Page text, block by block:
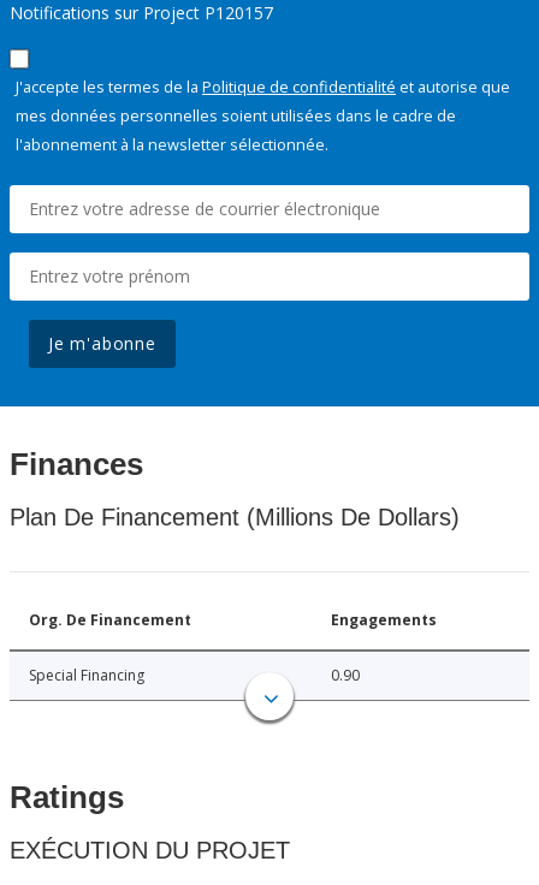
Notifications sur Project P120157
J'accepte les termes de la Politique de confidentialité et autorise que
mes données personnelles soient utilisées dans le cadre de
l'abonnement à la newsletter sélectionnée.
Je m'abonne
Finances
Plan De Financement (Millions De Dollars)
Org. De Financement Engagements
Special Financing 0.90
Ratings
EXÉCUTION DU PROJET